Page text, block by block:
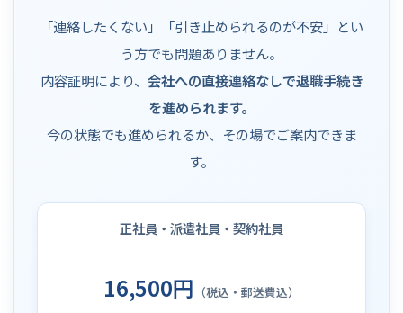
「連絡したくない」「引き止められるのが不安」とい
う方でも問題ありません。
内容証明により、 会社への直接連絡なしで退職手続き
を進められます。
今の状態でも進められるか、その場でご案内できま
す。
正社員・派遣社員・契約社員
16,500円 （税込・郵送費込）